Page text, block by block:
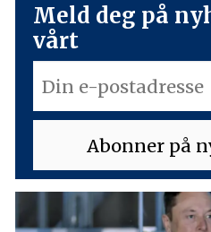
Meld deg på
vårt